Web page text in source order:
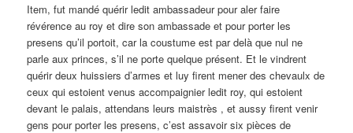
Item, fut mandé quérir ledit ambassadeur pour aler faire
révérence au roy et dire son ambassade et pour porter les
presens qu’il portoit, car la coustume est par delà que nul ne
parle aux princes, s’il ne porte quelque présent. Et le vindrent
quérir deux huissiers d’armes et luy firent mener des chevaulx de
ceux qui estoient venus accompaignier ledit roy, qui estoient
devant le palais, attendans leurs maistrès , et aussy firent venir
gens pour porter les presens, c’est assavoir six pièces de